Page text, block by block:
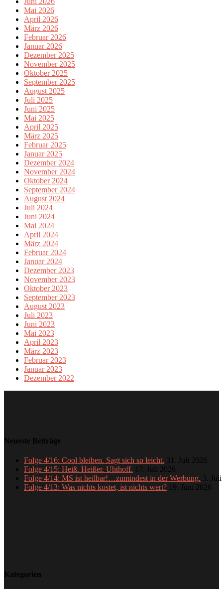
Mai 2026
April 2026
März 2026
Februar 2026
Januar 2026
Dezember 2025
November 2025
Oktober 2025
September 2025
August 2025
Juli 2025
Juni 2025
Mai 2025
April 2025
März 2025
Februar 2025
Januar 2025
Dezember 2024
November 2024
Oktober 2024
September 2024
August 2024
Juli 2024
Juni 2024
Mai 2024
April 2024
März 2024
Februar 2024
Januar 2024
Dezember 2023
November 2023
Oktober 2023
September 2023
August 2023
Juli 2023
Juni 2023
Mai 2023
April 2023
März 2023
Februar 2023
Januar 2023
Dezember 2022
Neueste Beiträge
Folge 4/16: Cool bleiben. Sagt sich so leicht. 31. Juli 2026
Folge 4/15: Heiß. Heißer. Uhthoff. 17. Juli 2026
Folge 4/14: MS ist heilbar!…zumindest in der Werbung. 3.
Folge 4/13: Was nichts kostet, ist nichts wert? 19. Juni 2026
Kategorien